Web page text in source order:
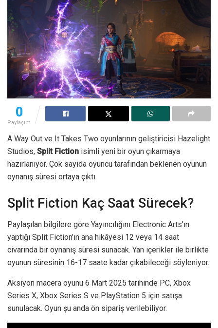
0
Paylaşım
A Way Out ve It Takes Two oyunlarının geliştiricisi Hazelight
Studios, Split Fiction isimli yeni bir oyun çıkarmaya
hazırlanıyor. Çok sayıda oyuncu tarafından beklenen oyunun
oynanış süresi ortaya çıktı.
Split Fiction Kaç Saat Sürecek?
Paylaşılan bilgilere göre Yayıncılığını Electronic Arts’ın
yaptığı Split Fiction’ın ana hikâyesi 12 veya 14 saat
civarında bir oynanış süresi sunacak. Yan içerikler ile birlikte
oyunun süresinin 16-17 saate kadar çıkabileceği söyleniyor.
Aksiyon macera oyunu 6 Mart 2025 tarihinde PC, Xbox
Series X, Xbox Series S ve PlayStation 5 için satışa
sunulacak. Oyun şu anda ön sipariş verilebiliyor.